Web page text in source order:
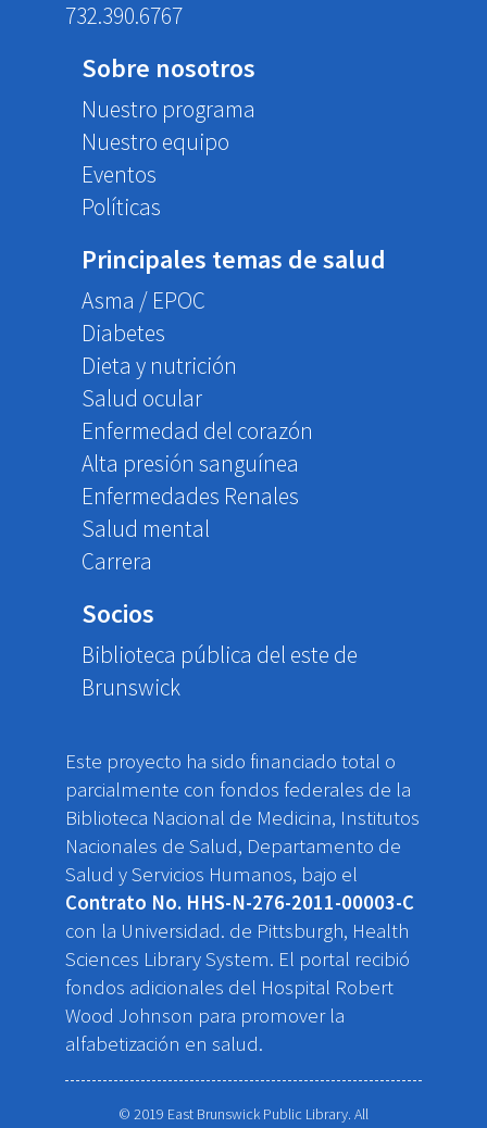
732.390.6767
Sobre nosotros
Nuestro programa
Nuestro equipo
Eventos
Políticas
Principales temas de salud
Asma / EPOC
Diabetes
Dieta y nutrición
Salud ocular
Enfermedad del corazón
Alta presión sanguínea
Enfermedades Renales
Salud mental
Carrera
Socios
Biblioteca pública del este de
Brunswick
Este proyecto ha sido financiado total o
parcialmente con fondos federales de la
Biblioteca Nacional de Medicina, Institutos
Nacionales de Salud, Departamento de
Salud y Servicios Humanos, bajo el
Contrato No. HHS-N-276-2011-00003-C
con la Universidad. de Pittsburgh, Health
Sciences Library System. El portal recibió
fondos adicionales del Hospital Robert
Wood Johnson para promover la
alfabetización en salud.
© 2019 East Brunswick Public Library. All